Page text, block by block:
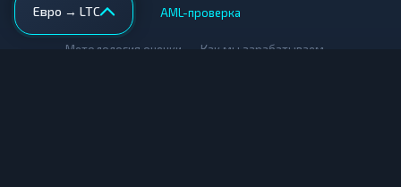
Евро → LTC AML-проверка
Методология оценки Как мы зарабатываем